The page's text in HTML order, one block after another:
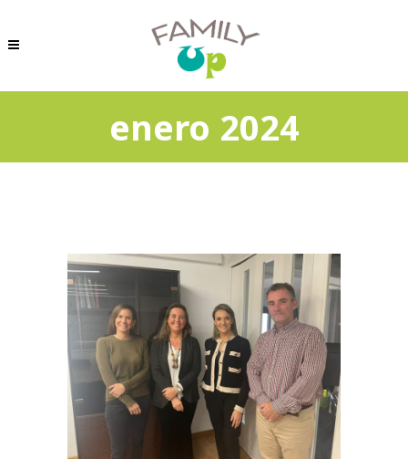
enero 2024